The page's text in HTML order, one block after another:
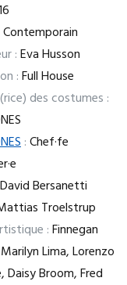
Contemporain
:Eva Husson
:Full House
des costumes :
:Chef·fe
David Bersanetti
Troelstrup
:Finnegan
Lima, Lorenzo
Daisy Broom, Fred